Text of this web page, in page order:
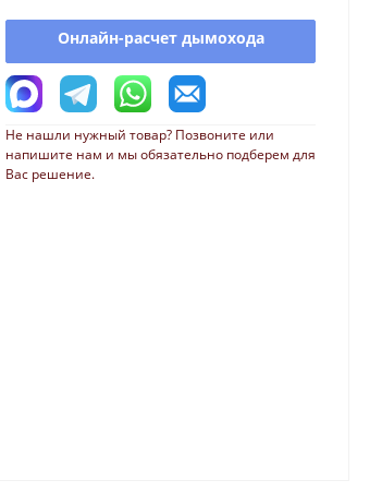
Онлайн-расчет дымохода
Не нашли нужный товар? Позвоните или
напишите нам и мы обязательно подберем для
Вас решение.